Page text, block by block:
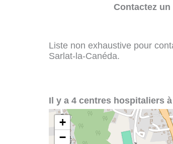
Contactez
Liste non exhaustive pour
Sarlat-la-Canéda.
Il y a 4 centres hospitaliers
+
−